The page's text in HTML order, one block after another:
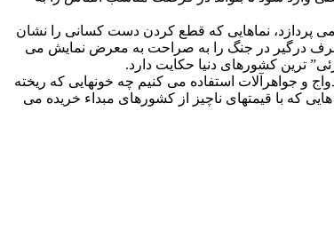
پردازد، نماهایی که قطع کردن دست کسانی را نشان
طرف درگیر در جنگ را به صراحت به معرض نمایش می
ترین کشورهای دنیا حکایت دارد.
و جواهرآلات استفاده می کنیم چه خونهایی که ریخته
که با قیمتهای ناچیز از کشورهای مبداء خریده می